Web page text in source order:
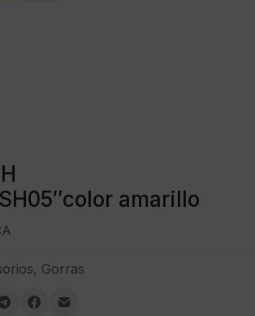
amarillo
, Gorras